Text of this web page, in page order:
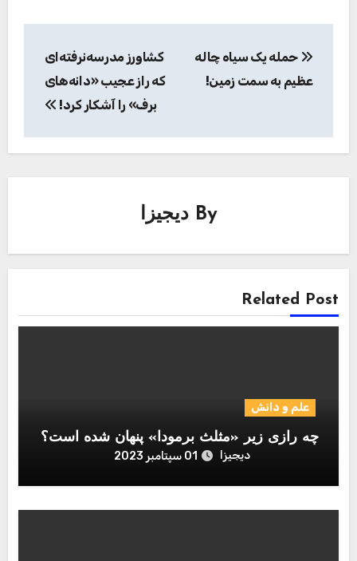
نوشته
حمله یک سیاه چاله
عظیم به سمت زمین!
کشاورز مدرسه‌نرفته‌ای
که راز عجیب «دانه‌های
برف» را آشکار کرد!
By دیجیزا
Related Post
علم و دانش
چه رازی زیر «مثلث برمودا» پنهان شده است؟
دیجیزا 01 سپتامبر 2023